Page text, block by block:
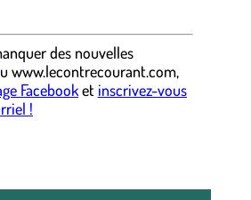
des nouvelles
www.lecontrecourant.com,
Facebooket inscrivez-vous
!